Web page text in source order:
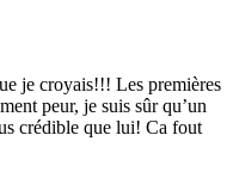
je croyais!!! Les premières
peur, je suis sûr qu’un
crédible que lui! Ca fout